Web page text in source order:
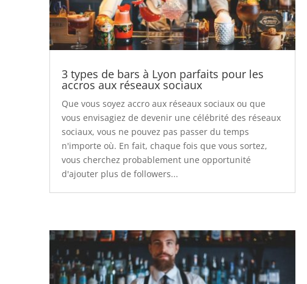
3 types de bars à Lyon parfaits pour les
accros aux réseaux sociaux
Que vous soyez accro aux réseaux sociaux ou que
vous envisagiez de devenir une célébrité des réseaux
sociaux, vous ne pouvez pas passer du temps
n'importe où. En fait, chaque fois que vous sortez,
vous cherchez probablement une opportunité
d'ajouter plus de followers...